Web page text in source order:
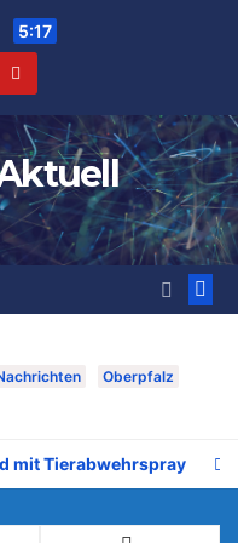
5:17
Oberpfalz
mit Tierabwehrspray